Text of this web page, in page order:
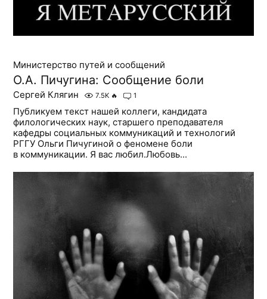
Министерство путей и сообщений
О.А. Пичугина: Сообщение боли
Сергей Клягин 7.5K 🔥 1
Публикуем текст нашей коллеги, кандидата
филологических наук, старшего преподавателя
кафедры социальных коммуникаций и технологий
РГГУ Ольги Пичугиной о феномене боли
в коммуникации. Я вас любил.Любовь...